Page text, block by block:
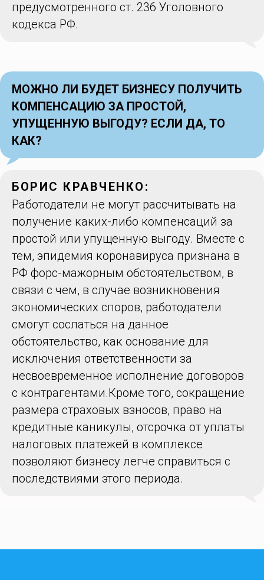
предусмотренного ст. 236 Уголовного
кодекса РФ.
МОЖНО ЛИ БУДЕТ БИЗНЕСУ ПОЛУЧИТЬ
КОМПЕНСАЦИЮ ЗА ПРОСТОЙ,
УПУЩЕННУЮ ВЫГОДУ? ЕСЛИ ДА, ТО
КАК?
БОРИС КРАВЧЕНКО:
Работодатели не могут рассчитывать на
получение каких-либо компенсаций за
простой или упущенную выгоду. Вместе с
тем, эпидемия коронавируса признана в
РФ форс-мажорным обстоятельством, в
связи с чем, в случае возникновения
экономических споров, работодатели
смогут сослаться на данное
обстоятельство, как основание для
исключения ответственности за
несвоевременное исполнение договоров
с контрагентами.Кроме того, сокращение
размера страховых взносов, право на
кредитные каникулы, отсрочка от уплаты
налоговых платежей в комплексе
позволяют бизнесу легче справиться с
последствиями этого периода.